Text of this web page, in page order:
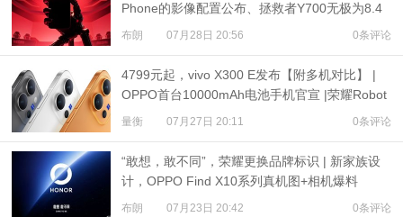
Phone的影像配置公布、拯救者Y700无极为8.4
英寸屏
布朗 07月28日 20:56 0条评论
4799元起，vivo X300 E发布【附多机对比】 |
OPPO首台10000mAh电池手机官宣 |荣耀Robot
Phone定档
量衡 07月27日 20:11 0条评论
“敢想，敢不同”，荣耀更换品牌标识 | 新家族设
计，OPPO Find X10系列真机图+相机爆料
布朗 07月23日 20:42 0条评论